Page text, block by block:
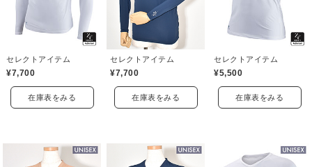
セレクトアイテム
¥7,700
在庫表をみる
セレクトアイテム
¥7,700
在庫表をみる
セレクトアイテム
¥5,500
在庫表をみる